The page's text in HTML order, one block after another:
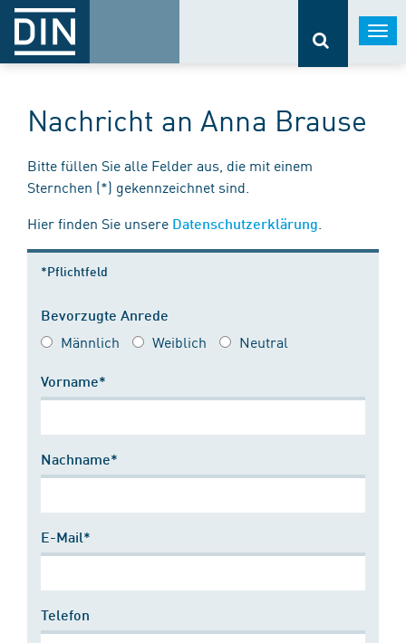
Nachricht an Anna Brause
Bitte füllen Sie alle Felder aus, die mit einem
Sternchen (*) gekennzeichnet sind.
Hier finden Sie unsere Datenschutzerklärung
*Pflichtfeld
Bevorzugte Anrede
Männlich Weiblich Neutral
Vorname*
Nachname*
E-Mail*
Telefon